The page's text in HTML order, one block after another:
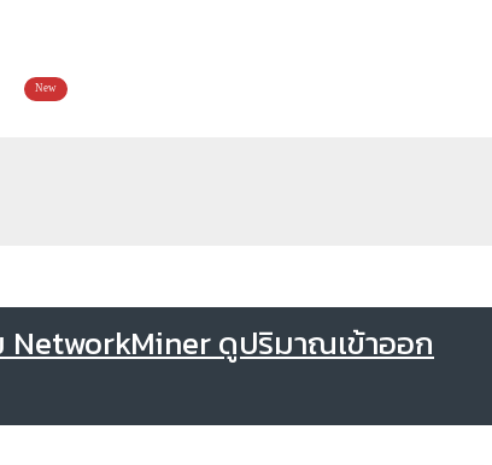
New
NetworkMiner ดูปริมาณเข้าออก